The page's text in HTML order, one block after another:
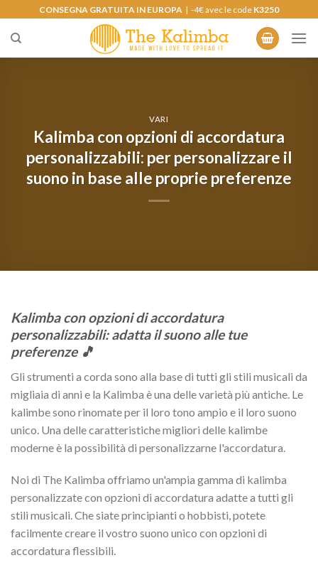
contenuti
CONSEGNA GRATUITA IN EUROPA | -4€ avec le code K3250
VARI
Kalimba con opzioni di accordatura
personalizzabili: per personalizzare il
suono in base alle proprie preferenze
Kalimba con opzioni di accordatura
personalizzabili: adatta il suono alle tue
preferenze 🎵
Gli strumenti a corda sono alla base di tutti gli stili musicali da
migliaia di anni e la Kalimba è una delle varietà più antiche. Le
kalimbe sono rinomate per il loro tono ampio e il loro suono
unico. Una delle caratteristiche migliori delle kalimbe
moderne è la possibilità di personalizzarne l'accordatura.
Noi di The Kalimba offriamo un'ampia gamma di kalimba
personalizzate con opzioni di accordatura adatte a tutti gli
stili musicali. Che siate principianti o hobbisti, potete
facilmente creare il vostro suono unico con opzioni di
accordatura flessibili.